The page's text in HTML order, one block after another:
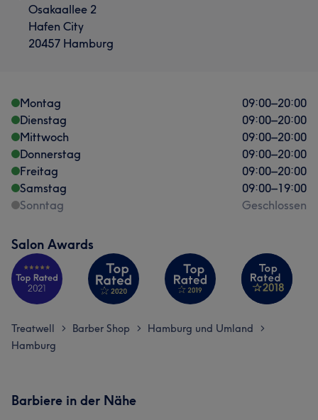
Osakaallee 2
Hafen City
20457 Hamburg
Montag 09:00–20:00
Dienstag
09:00–20:00
Mittwoch
09:00–20:00
Donnerstag
09:00–20:00
Freitag
09:00–20:00
Samstag
09:00–19:00
Sonntag
Geschlossen
Salon Awards
Treatwell > Barber Shop > Hamburg und Umland >
Hamburg
Barbiere in der Nähe